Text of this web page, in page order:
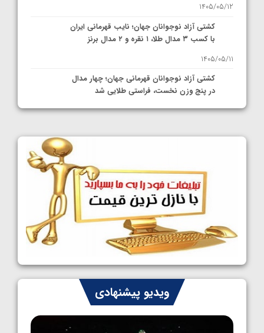
1405/05/12
کشتی آزاد نوجوانان جهان؛ نایب قهرمانی ایران
با کسب ۳ مدال طلا، ۱ نقره و ۲ مدال برنز
1405/05/11
کشتی آزاد نوجوانان قهرمانی جهان؛ چهار مدال
در پنج وزن نخست، فراستی طلایی شد
1405/05/11
کشتی آزاد نوجوانان جهان؛ رقبای نمایندگان
ایران مشخص شدند
1405/05/08
کشتی فرنگی نوجوانان جهان؛ سکوی تیمی
سوم برای ایران
1405/05/07
ایران چشم به راه چهار مدال در پنج وزن دوم
کشتی فرنگی نوجوانان جهان
1405/05/06
ویدیو پیشنهادی